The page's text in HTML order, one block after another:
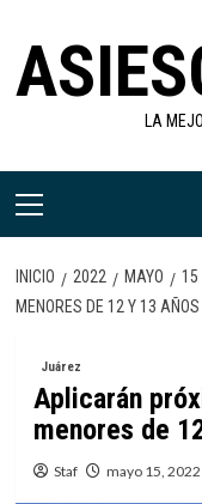
contenido
LA
Menú
INICIO 2022 MAYO 15
MENORES DE 12 Y 13 AÑOS
Juárez
Aplicarán
menores de
Staf mayo 15, 2022